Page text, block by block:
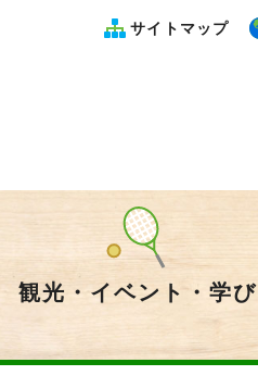
サイトマップ
観光・イベント・学び